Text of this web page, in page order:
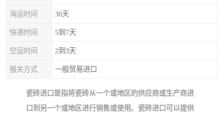
海运时间 30天
快递时间 5到7天
空运时间 2到3天
报关方式 一般贸易进口
瓷砖进口是指将瓷砖从一个或地区的供应商或生产商进
口到另一个或地区进行销售或使用。瓷砖进口可以提供